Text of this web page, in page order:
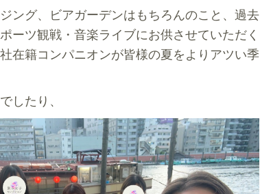
ング、ビアガーデンはもちろんのこと、過去
ーツ観戦・音楽ライブにお供させていただく
在籍コンパニオンが皆様の夏をよりアツい季
したり、